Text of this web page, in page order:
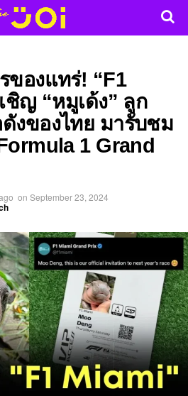
ของแทร่! “F1
ชิญ “หมูเด้ง” ลูก
งของไทย มารับชม
1 Grand
on September 23, 2024